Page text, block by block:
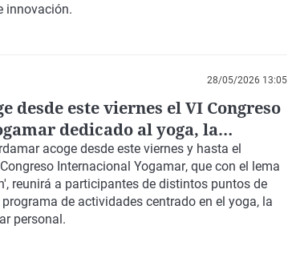
innovación.
28/05/2026 13:05
desde este viernes el VI Congreso
dedicado al yoga, la
personal
acoge desde este viernes y hasta el
Internacional Yogamar, que con el lema
, reunirá a participantes de distintos puntos de
de actividades centrado en el yoga, la
personal.